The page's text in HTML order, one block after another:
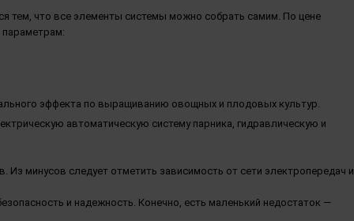
тем, что все элементы системы можно собрать самим. По цене
эффекта по выращиванию овощных и плодовых культур.
автоматическую систему парника, гидравлическую и
минусов следует отметить зависимость от сети электропередач и
и надежность. Конечно, есть маленький недостаток —